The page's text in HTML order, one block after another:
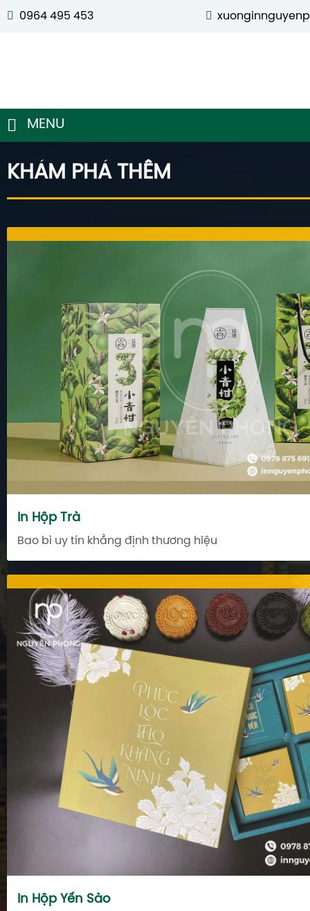
0964 495 453
MENU
KHÁM PHÁ THÊM
In Hộp Trà
Bao bì uy tín khẳng định thương hiệu
In Hộp Yến Sào